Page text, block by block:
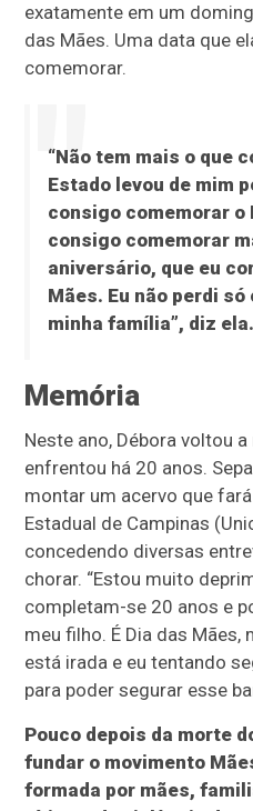
exatamente em um
das Mães. Uma data que
comemorar.
“Não tem mais o que
Estado levou de mim
consigo comemorar o
consigo comemorar
aniversário, que eu
Mães. Eu não perdi só
minha família”, diz ela.
Memória
Neste ano, Débora voltou
enfrentou há 20 anos.
montar um acervo que
Estadual de Campinas
concedendo diversas
chorar. “Estou muito
completam-se 20 anos e
meu filho. É Dia das Mães,
está irada e eu tentando
para poder segurar esse
Pouco depois da morte
fundar o movimento
formada por mães,